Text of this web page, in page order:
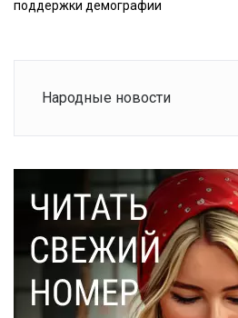
поддержки демографии
Народные новости